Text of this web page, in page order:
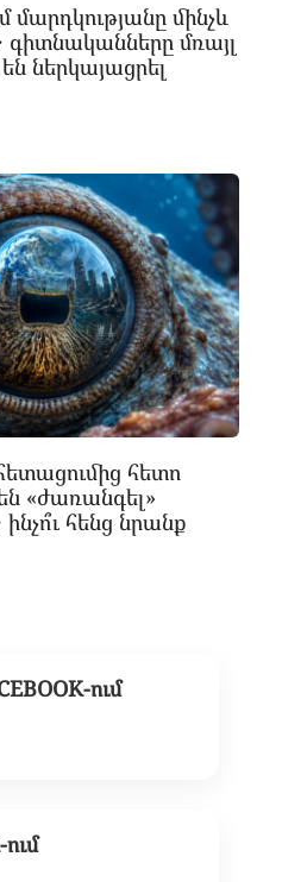
մարդկությանը մինչև
գիտնականները մռայլ
ներկայացրել
հետո
«ժառանգել»
հենց նրանք
ում